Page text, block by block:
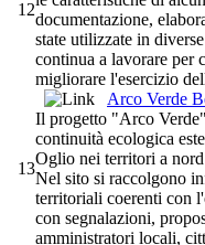
12
documentazione,
state utilizzate in
continua a lavorare per
migliorare l'esercizio
13
Arco Verde
Il progetto "Arco
continuità ecologica
Oglio nei territori a
Nel sito si raccolgono
territoriali coerenti con
con segnalazioni,
amministratori locali,